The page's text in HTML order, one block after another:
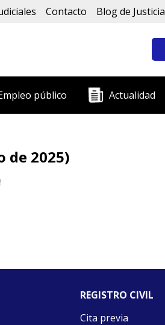
Contacto Blog de Justicia
público Actualidad
de 2025)
REGISTRO CIVIL
Cita previa